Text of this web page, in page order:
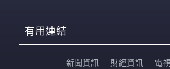
有用連結
新聞資訊 財經資訊 電